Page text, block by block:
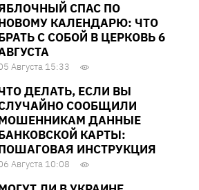
СПАС ПО
КАЛЕНДАРЮ: ЧТО
С СОБОЙ В ЦЕРКОВЬ 6
Августа 15:33
ДЕЛАТЬ, ЕСЛИ ВЫ
СООБЩИЛИ
ДАННЫЕ
КАРТЫ:
ИНСТРУКЦИЯ
Августа 10:08